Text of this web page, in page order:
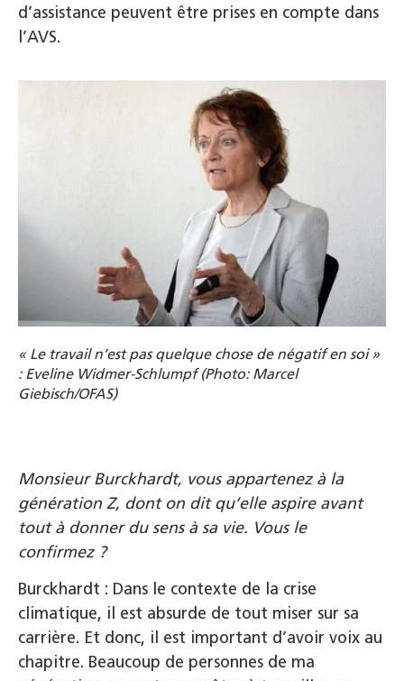
d’assistance peuvent être prises en compte dans
l’AVS.
« Le travail n’est pas quelque chose de négatif en soi »
: Eveline Widmer-Schlumpf (Photo: Marcel
Giebisch/OFAS)
Monsieur Burckhardt, vous appartenez à la
génération Z, dont on dit qu’elle aspire avant
tout à donner du sens à sa vie. Vous le
confirmez ?
Burckhardt : Dans le contexte de la crise
climatique, il est absurde de tout miser sur sa
carrière. Et donc, il est important d’avoir voix au
chapitre. Beaucoup de personnes de ma